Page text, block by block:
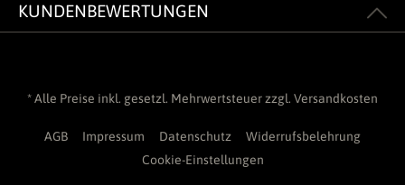
KUNDENBEWERTUNGEN
* Alle Preise inkl. gesetzl. Mehrwertsteuer zzgl. Versandkosten
AGB Impressum Datenschutz
Widerrufsbelehrung
Cookie-Einstellungen